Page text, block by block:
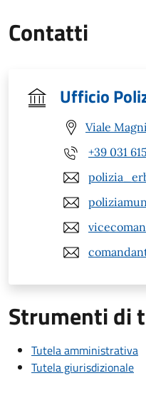
Contatti
Ufficio
Viale
+39 031
Strumenti di
Tutela amministrativa
Tutela giurisdizionale